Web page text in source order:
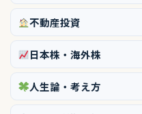
不動産投資
日本株・海外株
人生論・考え方